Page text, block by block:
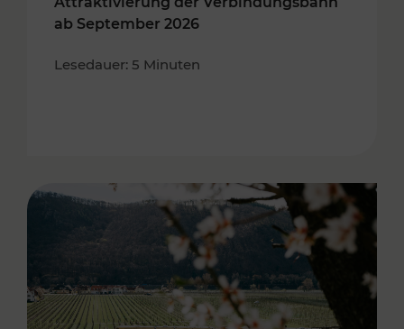
ab September 2026
Lesedauer: 5 Minuten